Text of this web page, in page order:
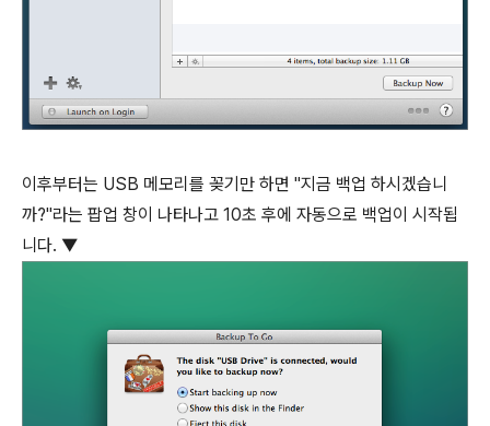
이후부터는 USB 메모리를 꽂기만 하면 "지금 백업 하시겠습니
까?"라는 팝업 창이 나타나고 10초 후에 자동으로 백업이 시작됩
니다. ▼